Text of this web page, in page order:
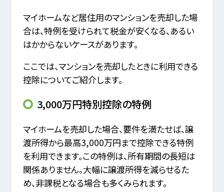
マイホームなど居住用のマンションを売却した場
合は、特例を受けられて税金が安くなる、あるい
はかからないケースがあります。
ここでは、マンションを売却したときに利用できる
控除についてご紹介します。
3,000万円特別控除の特例
マイホームを売却した場合、要件を満たせば、譲
渡所得から最高3,000万円まで控除できる特例
を利用できます。この特例は、所有期間の長短は
関係ありません。大幅に譲渡所得を減らせるた
め、非課税となる場合も多くみられます。